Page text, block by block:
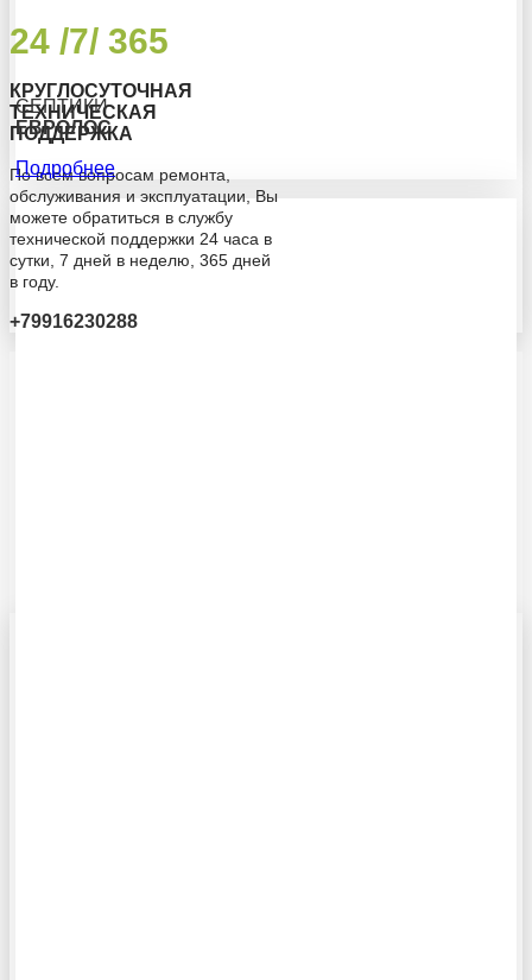
24 /7/ 365
КРУГЛОСУТОЧНАЯ
ТЕХНИЧЕСКАЯ
ПОДДЕРЖКА
По всем вопросам ремонта,
обслуживания и эксплуатации, Вы
можете обратиться в службу
технической поддержки 24 часа в
сутки, 7 дней в неделю, 365 дней
в году.
+79916230288
СЕПТИКИ
ЕВРОЛОС
Подробнее